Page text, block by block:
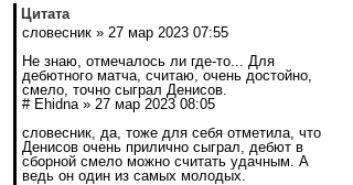
Цитата
словесник » 27 мар 2023 07:55
Не знаю, отмечалось ли где-то... Для
дебютного матча, считаю, очень достойно,
смело, точно сыграл Денисов.
# Ehidna » 27 мар 2023 08:05
словесник, да, тоже для себя отметила, что
Денисов очень прилично сыграл, дебют в
сборной смело можно считать удачным. А
ведь он один из самых молодых.